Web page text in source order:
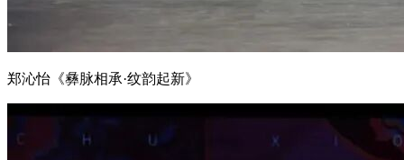
郑沁怡《彝脉相承·纹韵起新》